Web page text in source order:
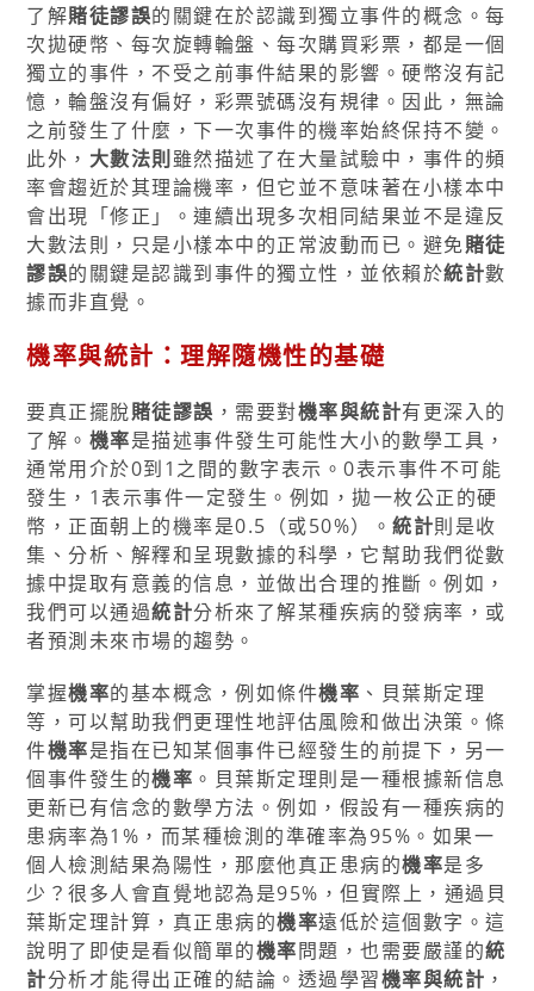
了解賭徒謬誤的關鍵在於認識到獨立事件的概念。每
次拋硬幣、每次旋轉輪盤、每次購買彩票，都是一個
獨立的事件，不受之前事件結果的影響。硬幣沒有記
憶，輪盤沒有偏好，彩票號碼沒有規律。因此，無論
之前發生了什麼，下一次事件的機率始終保持不變。
此外， 大數法則 雖然描述了在大量試驗中，事件的頻
率會趨近於其理論機率，但它並不意味著在小樣本中
會出現「修正」。連續出現多次相同結果並不是違反
大數法則，只是小樣本中的正常波動而已。避免賭徒
謬誤的關鍵是認識到事件的獨立性，並依賴於統計數
據而非直覺。
機率與統計：理解隨機性的基礎
要真正擺脫賭徒謬誤 ，需要對機率與統計有更深入的
了解。 機率是描述事件發生可能性大小的數學工具，
通常用介於0到1之間的數字表示。0表示事件不可能
發生，1表示事件一定發生。例如，拋一枚公正的硬
幣，正面朝上的機率是0.5（或50%）。統計則是收
集、分析、解釋和呈現數據的科學，它幫助我們從數
據中提取有意義的信息，並做出合理的推斷。例如，
我們可以通過統計分析來了解某種疾病的發病率，或
者預測未來市場的趨勢。
掌握機率的基本概念，例如條件機率 、貝葉斯定理
等，可以幫助我們更理性地評估風險和做出決策。條
件機率是指在已知某個事件已經發生的前提下，另一
個事件發生的機率 。貝葉斯定理則是一種根據新信息
更新已有信念的數學方法。例如，假設有一種疾病的
患病率為1%，而某種檢測的準確率為95%。如果一
個人檢測結果為陽性，那麼他真正患病的機率是多
少？很多人會直覺地認為是95%，但實際上，通過貝
葉斯定理計算，真正患病的機率遠低於這個數字。這
說明了即使是看似簡單的機率問題，也需要嚴謹的統
計分析才能得出正確的結論。透過學習機率與統計 ，